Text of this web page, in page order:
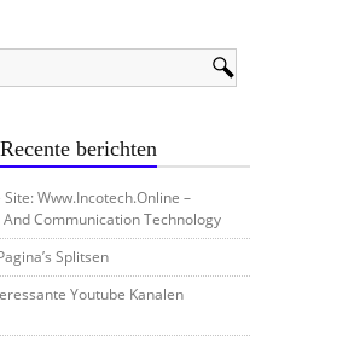
Recente berichten
Site: Www.incotech.online –
Communication Technology
Splitsen
Youtube Kanalen